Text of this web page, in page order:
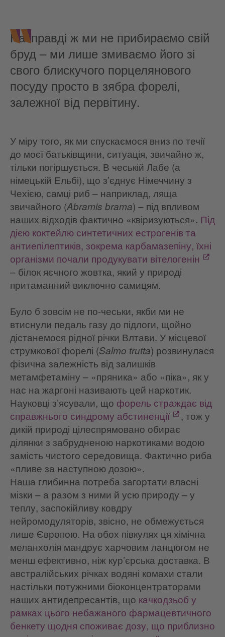
Насправді ж ми не прибираємо свій
бруд – ми лише змиваємо його зі
свого блискучого порцелянового
посуду просто в зябра форелі,
залежної від первітину.
У міру того, як ми спускаємося вниз по течії
до моєї батьківщини, ситуація, звичайно ж,
тільки погіршується. В чеській Лабе (а
німецькій Ельбі), що з’єднує Німеччину з
Чехією, самці риб – наприклад, ляща
звичайного (Abramis brama) – під впливом
наших відходів фактично «квіризуються». Під
дією коктейлю синтетичних естрогенів та
антиепілептиків, зокрема карбамазепіну, їхні
організми почали продукувати вітелогенін
– білок яєчного жовтка, який у природі
притаманний виключно самицям.
Було б зовсім не по-чеськи, якби ми не
втиснули педаль газу до підлоги, щойно
дістанемося рідної річки Влтави. У місцевої
струмкової форелі (Salmo trutta) розвинулася
фізична залежність від залишків
метамфетаміну – «пряника» або «піка», як у
нас на жаргоні називають цей наркотик.
Науковці з’ясували, що форель страждає від
справжнього синдрому абстиненції
, тож у
дикій природі цілеспрямовано обирає
ділянки з забрудненою наркотиками водою
замість чистого середовища. Фактично риба
«пливе за наступною дозою».
Наша глибинна потреба загортати власні
мізки – а разом з ними й усю природу – у
теплу, заспокійливу ковдру
нейромодуляторів, звісно, не обмежується
лише Європою. На обох півкулях ця хімічна
меланхолія мандрує харчовим ланцюгом не
менш ефективно, ніж кур’єрська доставка. В
австралійських річках водяні комахи стали
настільки потужними біоконцентраторами
наших антидепресантів, що качкодзьоб у
рамках цього небажаного фармацевтичного
бенкету щодня споживає дозу, що приблизно